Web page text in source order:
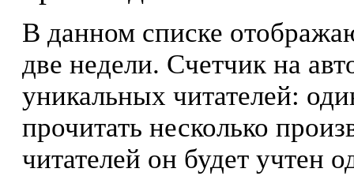
В данном списке
две недели. Счетчик на
уникальных читателей:
прочитать несколько
читателей он будет учтен